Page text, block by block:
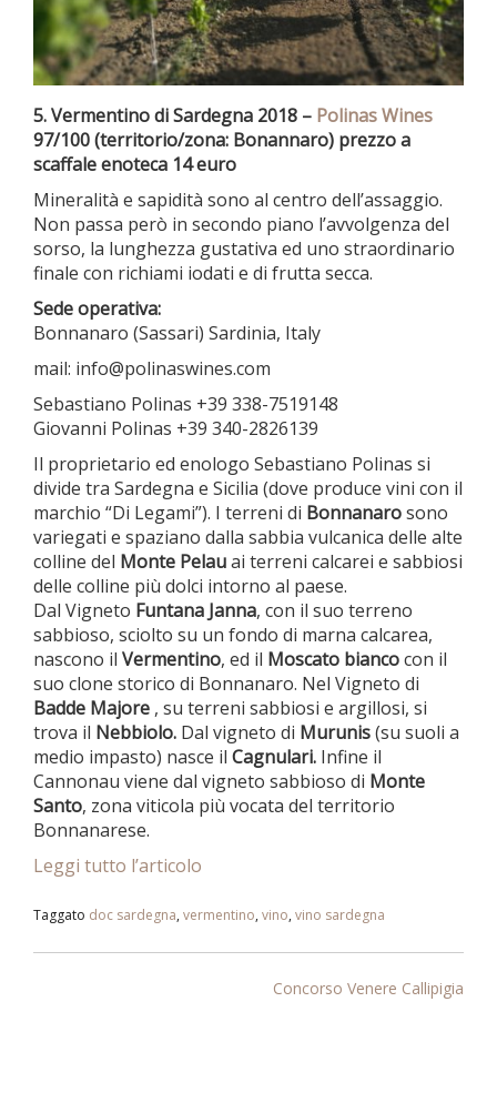
5. Vermentino di Sardegna 2018 – Polinas Wines
97/100 (territorio/zona: Bonannaro) prezzo a
scaffale enoteca 14 euro
Mineralità e sapidità sono al centro dell’assaggio.
Non passa però in secondo piano l’avvolgenza del
sorso, la lunghezza gustativa ed uno straordinario
finale con richiami iodati e di frutta secca.
Sede operativa:
Bonnanaro (Sassari) Sardinia, Italy
mail: info@polinaswines.com
Sebastiano Polinas +39 338-7519148
Giovanni Polinas +39 340-2826139
Il proprietario ed enologo Sebastiano Polinas si
divide tra Sardegna e Sicilia (dove produce vini con il
marchio “Di Legami”). I terreni di Bonnanarosono
variegati e spaziano dalla sabbia vulcanica delle alte
colline del Monte Pelauai terreni calcarei e sabbiosi
delle colline più dolci intorno al paese.
Dal Vigneto Funtana Janna, con il suo terreno
sabbioso, sciolto su un fondo di marna calcarea,
nascono il Vermentino, ed il Moscato biancocon il
suo clone storico di Bonnanaro. Nel Vigneto di
Badde Majore , su terreni sabbiosi e argillosi, si
trova il Nebbiolo. Dal vigneto di Murunis(su suoli a
medio impasto) nasce il Cagnulari. Infine il
Cannonau viene dal vigneto sabbioso di Monte
Santo, zona viticola più vocata del territorio
Bonnanarese.
Leggi tutto l’articolo
Taggato doc sardegna,vermentino,vino,vino sardegna
NAVIGAZIONEConcorso Venere Callipigia